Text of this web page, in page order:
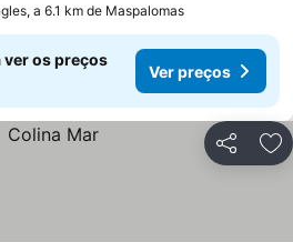
a 6.1 km de Maspalomas
ver os preços
Ver preços
Partilhar